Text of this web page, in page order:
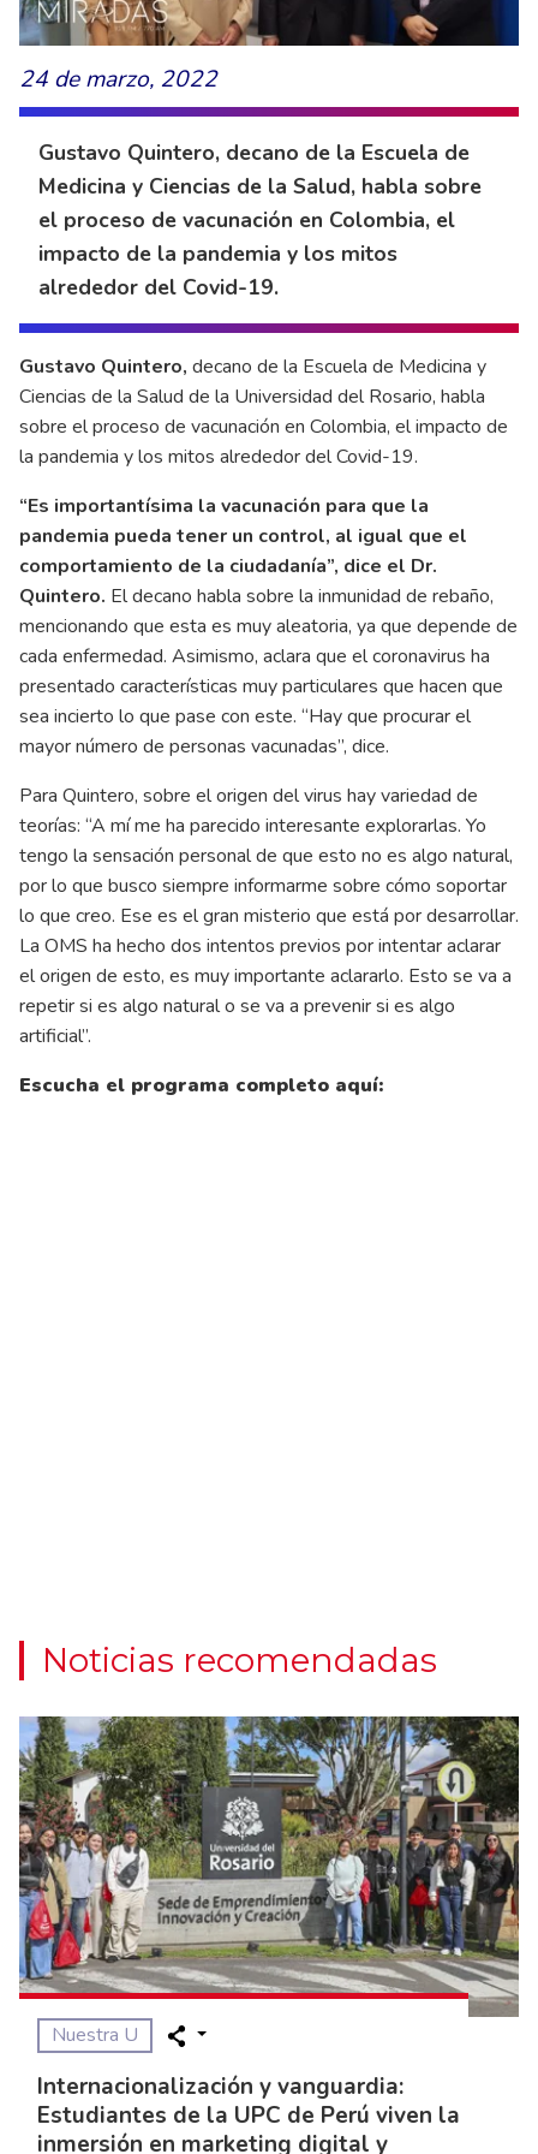
24 de marzo, 2022
Gustavo Quintero, decano de la Escuela de
Medicina y Ciencias de la Salud, habla sobre
el proceso de vacunación en Colombia, el
impacto de la pandemia y los mitos
alrededor del Covid-19.
Gustavo Quintero, decano de la Escuela de Medicina y
Ciencias de la Salud de la Universidad del Rosario, habla
sobre el proceso de vacunación en Colombia, el impacto de
la pandemia y los mitos alrededor del Covid-19.
“Es importantísima la vacunación para que la
pandemia pueda tener un control, al igual que el
comportamiento de la ciudadanía”, dice el Dr.
Quintero. El decano habla sobre la inmunidad de rebaño,
mencionando que esta es muy aleatoria, ya que depende de
cada enfermedad. Asimismo, aclara que el coronavirus ha
presentado características muy particulares que hacen que
sea incierto lo que pase con este. “Hay que procurar el
mayor número de personas vacunadas”, dice.
Para Quintero, sobre el origen del virus hay variedad de
teorías: “A mí me ha parecido interesante explorarlas. Yo
tengo la sensación personal de que esto no es algo natural,
por lo que busco siempre informarme sobre cómo soportar
lo que creo. Ese es el gran misterio que está por desarrollar.
La OMS ha hecho dos intentos previos por intentar aclarar
el origen de esto, es muy importante aclararlo. Esto se va a
repetir si es algo natural o se va a prevenir si es algo
artificial”.
Escucha el programa completo aquí:
Noticias recomendadas
Nuestra U
Internacionalización y vanguardia:
Estudiantes de la UPC de Perú viven la
inmersión en marketing digital y